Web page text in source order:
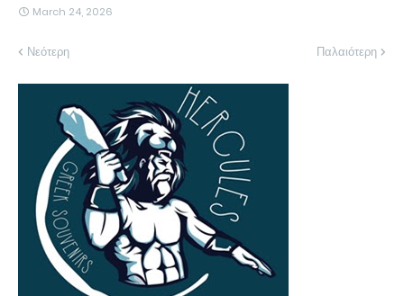
March 24, 2026
Νεότερη Παλαιότερη